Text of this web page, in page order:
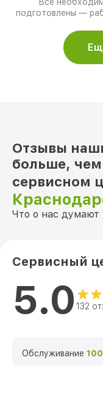
подготовлены —
Отзывы
больше,
сервисном
Что о нас думают
Сервисный
5.0 132
Обслуживание